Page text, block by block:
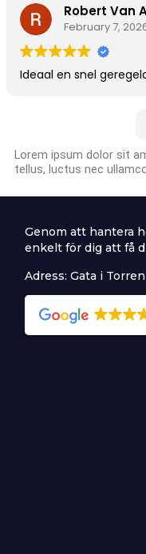
Robert Van
February 7,
Ideaal en snel
Lorem ipsum dolor sit
tellus, luctus nec
Genom att hantera
enkelt för dig att få
Adress: Gata i